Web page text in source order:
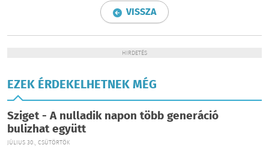
VISSZA
HIRDETÉS
EZEK ÉRDEKELHETNEK MÉG
Sziget - A nulladik napon több generáció
bulizhat együtt
JÚLIUS 30., CSÜTÖRTÖK